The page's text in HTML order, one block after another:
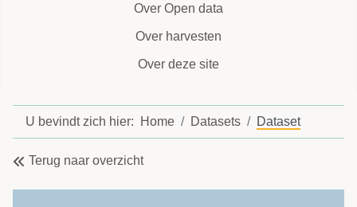
Over Open data
Over harvesten
Over deze site
U bevindt zich hier: Home Datasets Dataset
Terug naar overzicht